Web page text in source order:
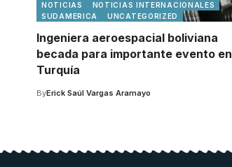
NOTICIAS
NOTICIAS INTERNACIONALES
SUDAMERICA
UNCATEGORIZED
Ingeniera aeroespacial boliviana
becada para importante evento en
Turquía
ByErick Saúl Vargas Aramayo